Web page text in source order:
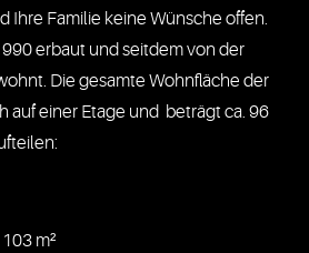
Ihre Familie keine Wünsche offen.
erbaut und seitdem von der
Die gesamte Wohnfläche der
auf einer Etage und beträgt ca. 96
m²